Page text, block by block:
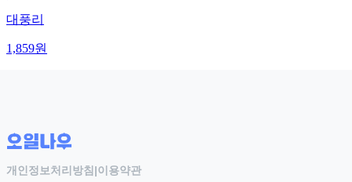
대풍리
1,859원
개인정보처리방침 |이용약관